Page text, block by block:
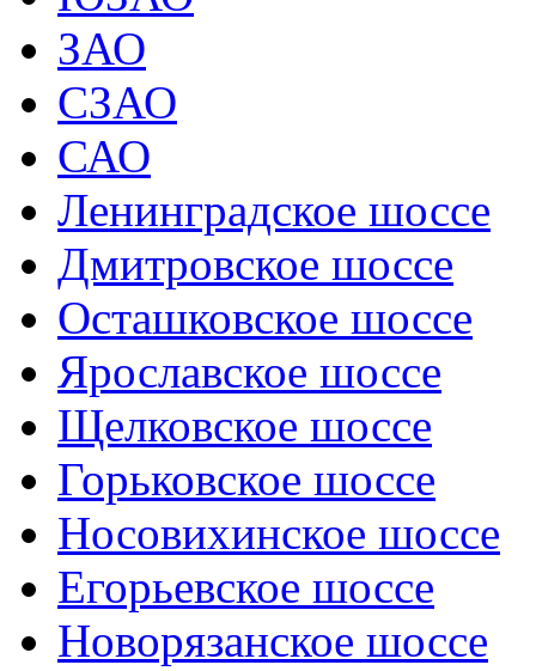
ЗАО
СЗАО
САО
Ленинградское шоссе
Дмитровское шоссе
Осташковское шоссе
Ярославское шоссе
Щелковское шоссе
Горьковское шоссе
Носовихинское шоссе
Егорьевское шоссе
Новорязанское шоссе